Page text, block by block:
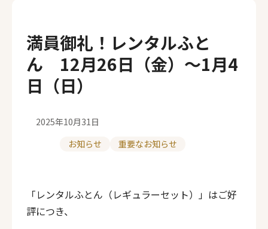
満員御礼！レンタルふと
ん 12月26日（金）～1月4
日（日）
日
2025年10月31日
ゴ
お知らせ 重要なお知らせ
「レンタルふとん（レギュラーセット）」はご好
評につき、